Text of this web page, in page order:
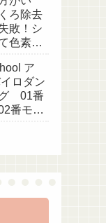
ろ除去
敗！シ
色素沈
ア
ロダン
グ 01番
番モダ